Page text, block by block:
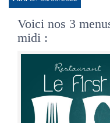
Voici nos 3
midi :